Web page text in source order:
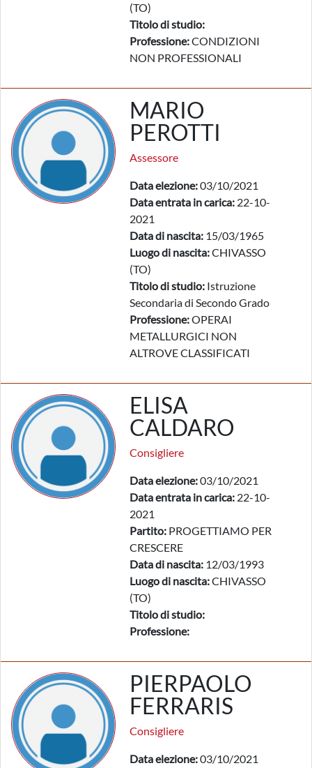
(TO)
Titolo di studio:
Professione:CONDIZIONI
NON PROFESSIONALI
MARIO
PEROTTI
Assessore
Data elezione:03/10/2021
Data entrata in carica: 22-10-
2021
Data di nascita: 15/03/1965
Luogo di nascita:CHIVASSO
(TO)
Titolo di studio: Istruzione
Secondaria di Secondo Grado
Professione:OPERAI
METALLURGICI NON
ALTROVE CLASSIFICATI
ELISA
CALDARO
Consigliere
Data elezione:03/10/2021
Data entrata in carica: 22-10-
2021
Partito: PROGETTIAMO PER
CRESCERE
Data di nascita: 12/03/1993
Luogo di nascita:CHIVASSO
(TO)
Titolo di studio:
Professione:
PIERPAOLO
FERRARIS
Consigliere
Data elezione:03/10/2021